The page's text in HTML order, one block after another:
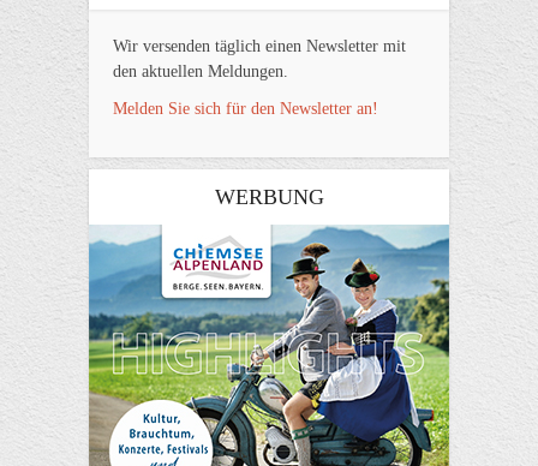
Wir versenden täglich einen Newsletter mit
den aktuellen Meldungen.
Melden Sie sich für den Newsletter an!
WERBUNG